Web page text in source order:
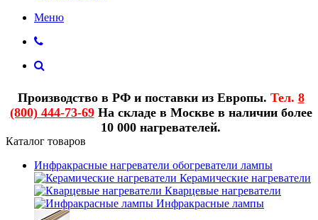
Меню
Производство в РФ и поставки из Европы. Тел. 8
(800) 444-73-69На складе в Москве в наличии более
10 000 нагревателей.
Каталог товаров
Инфракрасные нагреватели обогреватели лампы
Керамические нагреватели
Кварцевые нагреватели
Инфракрасные лампы